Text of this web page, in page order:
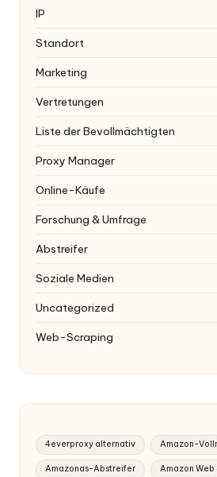
IP
Standort
Marketing
Vertretungen
Liste der Bevollmächtigten
Proxy Manager
Online-Käufe
Forschung & Umfrage
Abstreifer
Soziale Medien
Uncategorized
Web-Scraping
4everproxy alternativ Amazon-
Amazonas-Abstreifer Amazon Web